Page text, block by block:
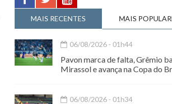
MAIS RECENTES MAIS
06/08/2026 - 01h44
Pavon marca de falta, Grêmio
Mirassol e avança na Copa do
06/08/2026 - 01h34